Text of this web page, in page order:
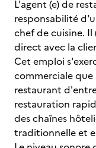
L'agent (e) de
responsabilité
chef de cuisine.
direct avec la
Cet emploi
commerciale que
restaurant
restauration
des chaînes
traditionnelle et